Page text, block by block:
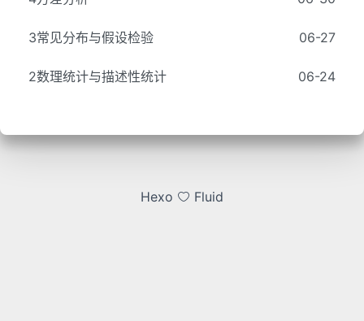
3常见分布与假设检验 06-27
2数理统计与描述性统计 06-24
Hexo Fluid